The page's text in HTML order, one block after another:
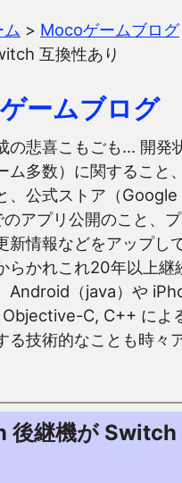
> Mocoゲームブログ
互換性あり
ームブログ
の悲喜こもごも… 開発
ム多数）に関すること
、公式ストア（
アプリ公開のこと、
新情報などをアップし
らかれこれ20年以上継
Android（java）や
Objective-C, C++ によ
る技術的なことも時々
後継機が Switch